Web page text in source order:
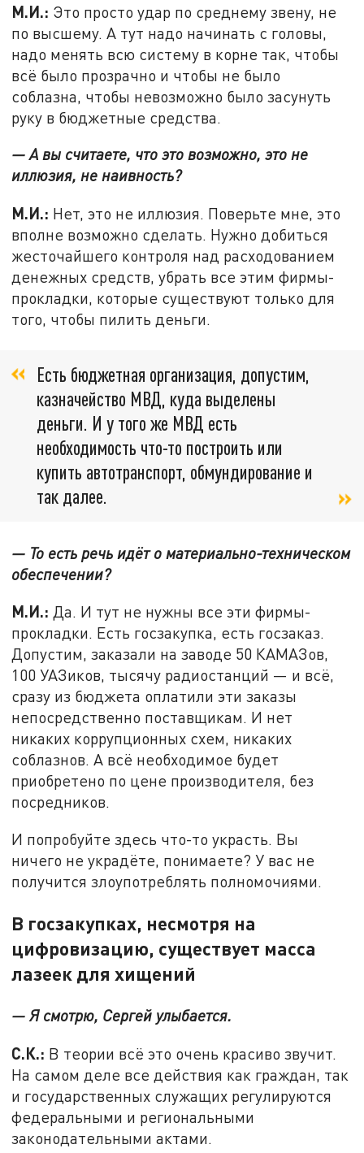
М.И.: Это просто удар по среднему звену, не
по высшему. А тут надо начинать с головы,
надо менять всю систему в корне так, чтобы
всё было прозрачно и чтобы не было
соблазна, чтобы невозможно было засунуть
руку в бюджетные средства.
— А вы считаете, что это возможно, это не
иллюзия, не наивность?
М.И.: Нет, это не иллюзия. Поверьте мне, это
вполне возможно сделать. Нужно добиться
жесточайшего контроля над расходованием
денежных средств, убрать все этим фирмы-
прокладки, которые существуют только для
того, чтобы пилить деньги.
Есть бюджетная организация, допустим,
казначейство МВД, куда выделены
деньги. И у того же МВД есть
необходимость что-то построить или
купить автотранспорт, обмундирование и
так далее.
— То есть речь идёт о материально-техническом
обеспечении?
М.И.: Да. И тут не нужны все эти фирмы-
прокладки. Есть госзакупка, есть госзаказ.
Допустим, заказали на заводе 50 КАМАЗов,
100 УАЗиков, тысячу радиостанций — и всё,
сразу из бюджета оплатили эти заказы
непосредственно поставщикам. И нет
никаких коррупционных схем, никаких
соблазнов. А всё необходимое будет
приобретено по цене производителя, без
посредников.
И попробуйте здесь что-то украсть. Вы
ничего не украдёте, понимаете? У вас не
получится злоупотреблять полномочиями.
В госзакупках, несмотря на
цифровизацию, существует масса
лазеек для хищений
— Я смотрю, Сергей улыбается.
С.К.: В теории всё это очень красиво звучит.
На самом деле все действия как граждан, так
и государственных служащих регулируются
федеральными и региональными
законодательными актами.